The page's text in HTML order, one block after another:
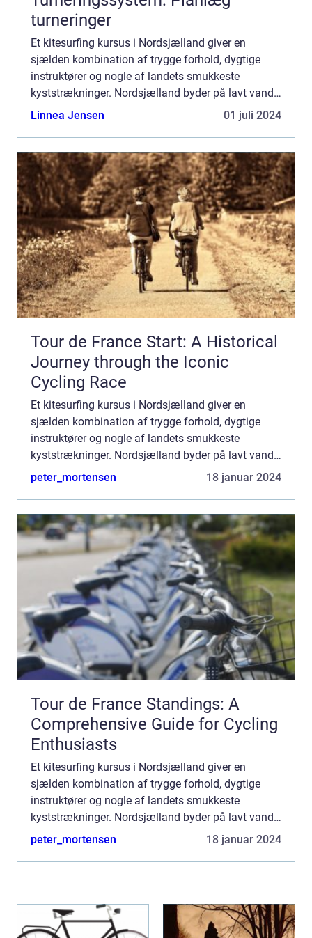
turneringer
Et kitesurfing kursus i Nordsjælland giver en
sjælden kombination af trygge forhold, dygtige
instruktører og nogle af landets smukkeste
kyststrækninger. Nordsjælland byder på lavt vand,
stabile vinde og gode adgangsforhold, som
Linnea Jensen 01 juli 2024
Tour de France Start: A Historical
Journey through the Iconic
Cycling Race
Et kitesurfing kursus i Nordsjælland giver en
sjælden kombination af trygge forhold, dygtige
instruktører og nogle af landets smukkeste
kyststrækninger. Nordsjælland byder på lavt vand,
stabile vinde og gode adgangsforhold, som
peter_mortensen 18 januar 2024
Tour de France Standings: A
Comprehensive Guide for Cycling
Enthusiasts
Et kitesurfing kursus i Nordsjælland giver en
sjælden kombination af trygge forhold, dygtige
instruktører og nogle af landets smukkeste
kyststrækninger. Nordsjælland byder på lavt vand,
stabile vinde og gode adgangsforhold, som
peter_mortensen 18 januar 2024